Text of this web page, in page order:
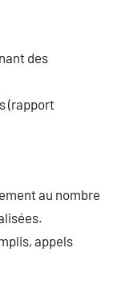
des
(rapport
au nombre
appels